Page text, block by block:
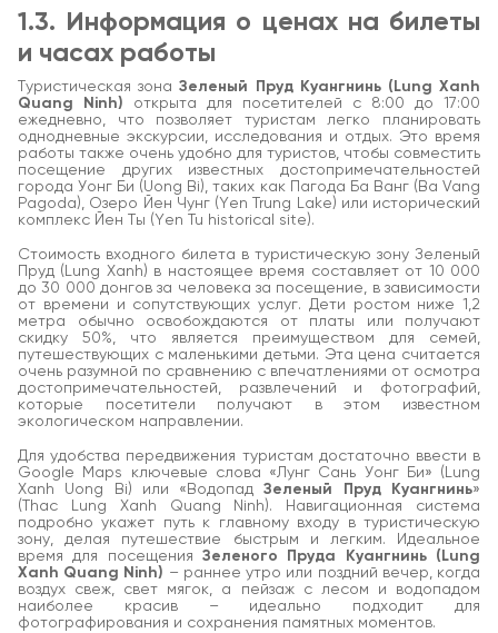
1.3. Информация о ценах на билеты
и часах работы
Туристическая зонаЗеленый Пруд Куангнинь (Lung Xanh
Quang Ninh) открыта для посетителей с 8:00 до 17:00
ежедневно, что позволяет туристам легко планировать
однодневные экскурсии, исследования и отдых. Это время
работы также очень удобно для туристов, чтобы совместить
посещение других известных достопримечательностей
города Уонг Би (Uong Bi), таких как Пагода Ба Ванг (Ba Vang
Pagoda), Озеро Йен Чунг (Yen Trung Lake) или исторический
комплекс Йен Ты (Yen Tu historical site).
Стоимость входного билета в туристическую зону Зеленый
Пруд (Lung Xanh) в настоящее время составляет от 10 000
до 30 000 донгов за человека за посещение, в зависимости
от времени и сопутствующих услуг. Дети ростом ниже 1,2
метра обычно освобождаются от платы или получают
скидку 50%, что является преимуществом для семей,
путешествующих с маленькими детьми. Эта цена считается
очень разумной по сравнению с впечатлениями от осмотра
достопримечательностей, развлечений и фотографий,
которые посетители получают в этом известном
экологическом направлении.
Для удобства передвижения туристам достаточно ввести в
Google Maps ключевые слова «Лунг Сань Уонг Би» (Lung
Xanh Uong Bi) или «ВодопадЗеленый Пруд Куангнинь»
(Thac Lung Xanh Quang Ninh). Навигационная система
подробно укажет путь к главному входу в туристическую
зону, делая путешествие быстрым и легким. Идеальное
время для посещения Зеленого Пруда Куангнинь (Lung
Xanh Quang Ninh) – раннее утро или поздний вечер, когда
воздух свеж, свет мягок, а пейзаж с лесом и водопадом
наиболее красив – идеально подходит для
фотографирования и сохранения памятных моментов.